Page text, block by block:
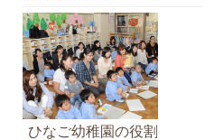
ひなご幼稚園の役割